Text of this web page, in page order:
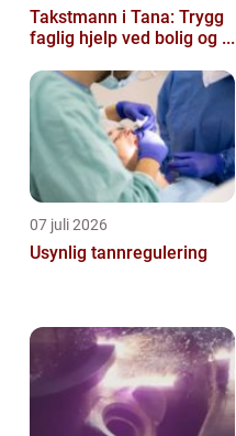
Takstmann i Tana: Trygg
faglig hjelp ved bolig og ...
07 juli 2026
Usynlig tannregulering